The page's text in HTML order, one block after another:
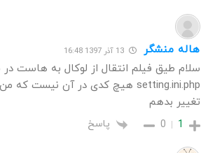
هاله منشگر
سلام طیق فیلم انتقال از لوکال به هاست در
تغییر بدهم
1
0 پاسخ